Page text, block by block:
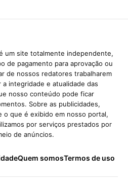
um site totalmente independente,
de pagamento para aprovação ou
de nossos redatores trabalharem
integridade e atualidade das
nosso conteúdo pode ficar
Sobre as publicidades,
o que é exibido em nosso portal,
por serviços prestados por
de anúncios.
Quem somosTermos de uso